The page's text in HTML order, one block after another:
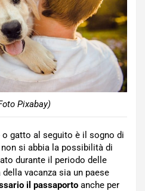
Pixabay)
o gatto al seguito è il sogno di
si abbia la possibilità di
durante il periodo delle
vacanza sia un paese
il passaporto anche per